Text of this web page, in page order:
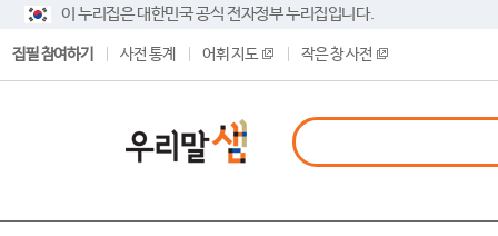
이 누리집은 대한민국 공식 전자정부 누리집입니다.
집필 참여하기 사전 통계 어휘 지도 작은 창 사전